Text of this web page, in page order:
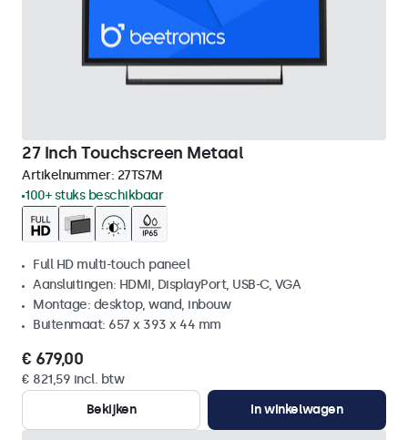
27 Inch Touchscreen Metaal
Artikelnummer: 27TS7M
100+ stuks beschikbaar
Full HD multi-touch paneel
Aansluitingen: HDMI, DisplayPort, USB-C, VGA
Montage: desktop, wand, inbouw
Buitenmaat: 657 x 393 x 44 mm
€ 679,00
€ 821,59 incl. btw
Bekijken
In winkelwagen